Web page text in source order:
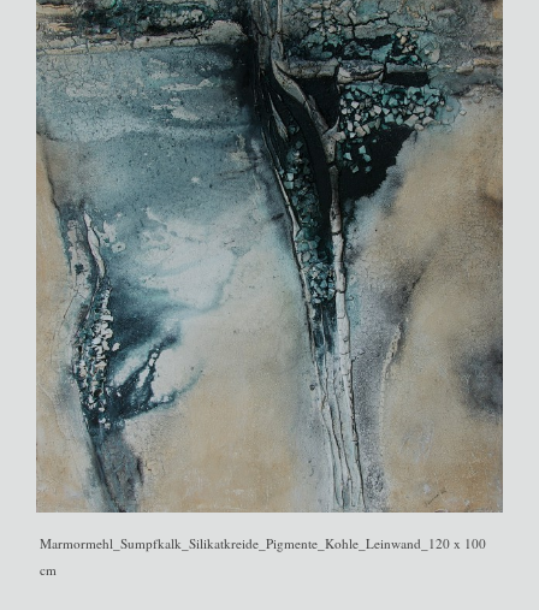
Marmormehl_Sumpfkalk_Silikatkreide_Pigmente_Kohle_Leinwand_120 x 100
cm